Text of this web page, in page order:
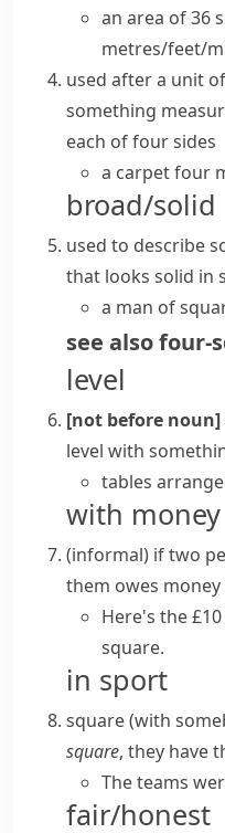
an area of 36
metres/feet/
used after a unit
something
each of four sides
a carpet four
broad/solid
used to describe
that looks solid in
a man of
see alsofour-
level
[not before noun]
level with
tables
with money
(informal) if two
them owes
Here's the
square.
in sport
square (with
square, they have
The teams
fair/honest